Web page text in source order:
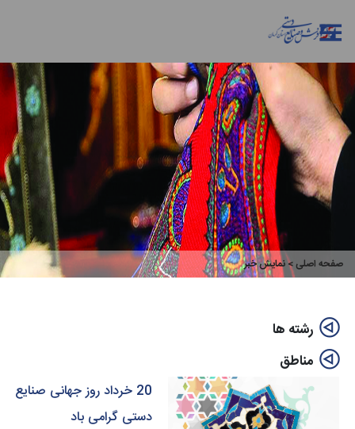
صفحه اصلی> نمایش خبر
رشته ها
مناطق
20 خرداد روز جهانی صنایع
دستی گرامی باد